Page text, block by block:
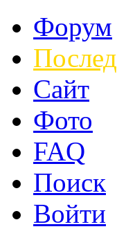
Форум
Сайт
Фото
FAQ
Поиск
Войти